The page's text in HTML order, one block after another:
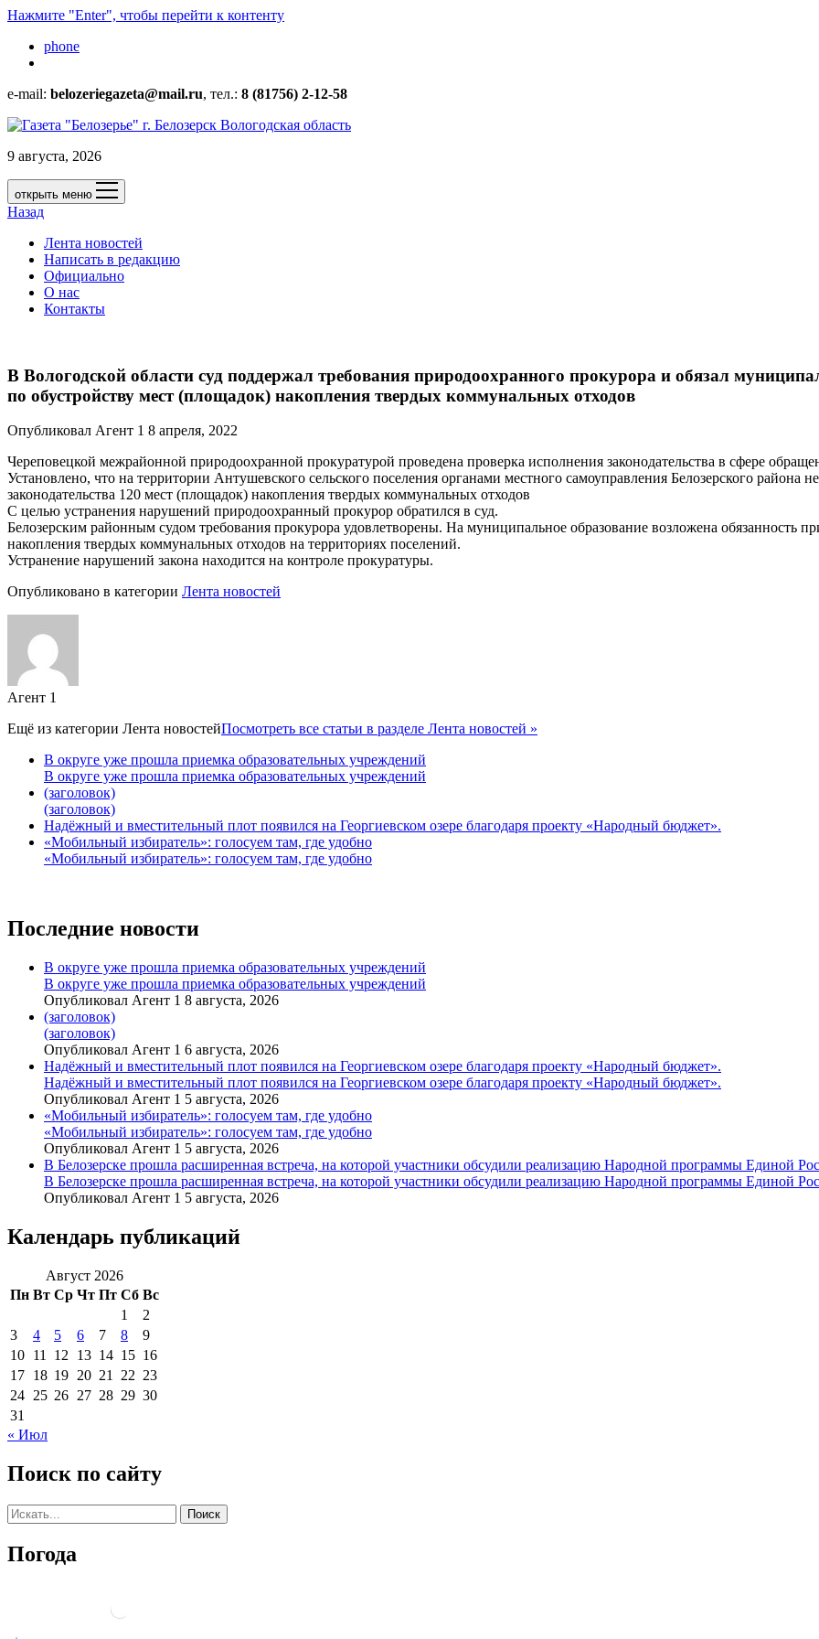
Нажмите "Enter", чтобы перейти к контенту
phone
e-mail: belozeriegazeta@mail.ru, тел.: 8 (81756) 2-12-58
9 августа, 2026
открыть меню
Назад
Лента новостей
Написать в редакцию
Официально
О нас
Контакты
В Вологодской области суд поддержал требования природоохранного прокурора и обязал
по обустройству мест (площадок) накопления твердых коммунальных отходов
Опубликовал Агент 1 8 апреля, 2022
Череповецкой межрайонной природоохранной прокуратурой проведена проверка исполнения законодательства в сфере
Установлено, что на территории Антушевского сельского поселения органами местного самоуправления Белозерского района
законодательства 120 мест (площадок) накопления твердых коммунальных отходов
С целью устранения нарушений природоохранный прокурор обратился в суд.
Белозерским районным судом требования прокурора удовлетворены. На муниципальное образование возложена обязанность
накопления твердых коммунальных отходов на территориях поселений.
Устранение нарушений закона находится на контроле прокуратуры.
Опубликовано в категории Лента новостей
Агент 1
Ещё из категории Лента новостейПосмотреть все статьи в разделе Лента новостей »
В округе уже прошла приемка образовательных учреждений
В округе уже прошла приемка образовательных учреждений
(заголовок)
(заголовок)
Надёжный и вместительный плот появился на Георгиевском озере благодаря проекту «Народный бюджет».
«Мобильный избиратель»: голосуем там, где удобно
«Мобильный избиратель»: голосуем там, где удобно
Последние новости
В округе уже прошла приемка образовательных учреждений
В округе уже прошла приемка образовательных учреждений
Опубликовал Агент 1 8 августа, 2026
(заголовок)
(заголовок)
Опубликовал Агент 1 6 августа, 2026
Надёжный и вместительный плот появился на Георгиевском озере благодаря проекту «Народный бюджет».
Надёжный и вместительный плот появился на Георгиевском озере благодаря проекту «Народный бюджет».
Опубликовал Агент 1 5 августа, 2026
«Мобильный избиратель»: голосуем там, где удобно
«Мобильный избиратель»: голосуем там, где удобно
Опубликовал Агент 1 5 августа, 2026
В Белозерске прошла расширенная встреча, на которой участники обсудили реализацию Народной программы Единой
В Белозерске прошла расширенная встреча, на которой участники обсудили реализацию Народной программы Единой
Опубликовал Агент 1 5 августа, 2026
Календарь публикаций
Август 2026
Пн Вт Ср Чт Пт Сб Вс
1
2
3
4 5 6 7 8
9
10 11 12 13 14 15 16
17 18 19 20 21 22 23
24 25 26 27 28 29 30
31
« Июл
Поиск по сайту
Погода